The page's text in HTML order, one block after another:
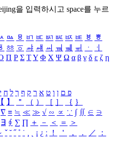
을 입력하시고 space를 누르
ㅰ ㅱ ㅲ ㅳ ㅴ ㅵ ㅶ ㅷ ㅸ
ㅹ
ㆅ ㆆ ㆇ ㆈ ㆉ ㆊ ㆋ ㆌ ㆍ
ㆎ
Π Ρ Σ ΤΥ Φ Χ Ψ Ω α β γ δ ε ζ η
פ ם ן ו ט א ר ק ף ך ל ח י
【 】 ＂ （ ） ［ ］ ｛ ｝
∇ ≡ ≒ ≪ ≫ √ ∽ ∝ ∵ ∫ ∬ ∈ ∋
∃ ∮ ∑ ∏ ＋ － ＜ ＝
＞
ˇ ˘ ˝ ˚ ˙ ¸ ¡ ¿ ː ！ ＇ ， ． ／
：